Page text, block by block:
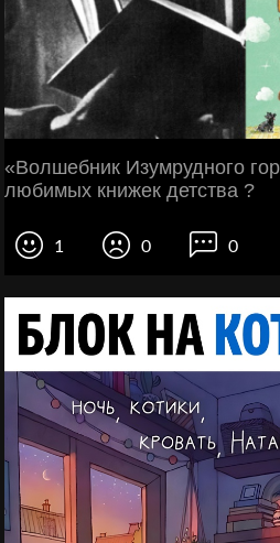
«Волшебник Изумрудного
любимых книжек детства ?
1 0 0